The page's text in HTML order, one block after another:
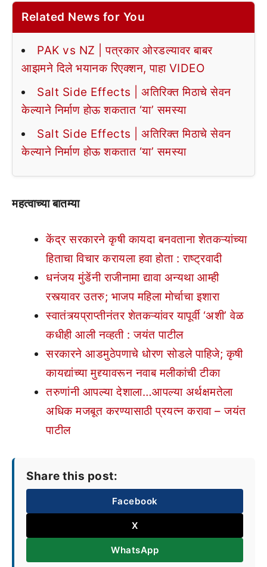
Related News for You
PAK vs NZ | पत्रकार ओरडल्यावर बाबर
आझमने दिले भयानक रिएक्शन, पाहा VIDEO
Salt Side Effects | अतिरिक्त मिठाचे सेवन
केल्याने निर्माण होऊ शकतात ‘या’ समस्या
Salt Side Effects | अतिरिक्त मिठाचे सेवन
केल्याने निर्माण होऊ शकतात ‘या’ समस्या
महत्वाच्या बातम्या
केंद्र सरकारने कृषी कायदा बनवताना शेतकऱ्यांच्या
हिताचा विचार करायला हवा होता : राष्ट्रवादी
धनंजय मुंडेंनी राजीनामा द्यावा अन्यथा आम्ही
रस्त्यावर उतरु; भाजप महिला मोर्चाचा इशारा
स्वातंत्र्यप्राप्तीनंतर शेतकऱ्यांवर यापूर्वी ‘अशी’ वेळ
कधीही आली नव्हती : जयंत पाटील
सरकारने आडमुठेपणाचे धोरण सोडले पाहिजे; कृषी
कायद्यांच्या मुद्द्यावरून नवाब मलीकांची टीका
तरुणांनी आपल्या देशाला…आपल्या अर्थक्षमतेला
अधिक मजबूत करण्यासाठी प्रयत्न करावा – जयंत
पाटील
Share this post:
Facebook
X
WhatsApp